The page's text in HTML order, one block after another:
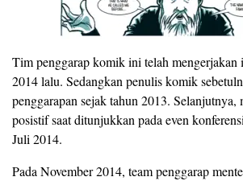
Tim penggarap komik ini telah mengerjakan
2014 lalu. Sedangkan penulis komik
penggarapan sejak tahun 2013. Selanjutnya,
posistif saat ditunjukkan pada even
Juli 2014.
Pada November 2014, team penggarap